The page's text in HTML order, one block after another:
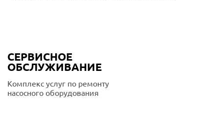
СЕРВИСНОЕ
ОБСЛУЖИВАНИЕ
Комплекс услуг по ремонту
насосного оборудования